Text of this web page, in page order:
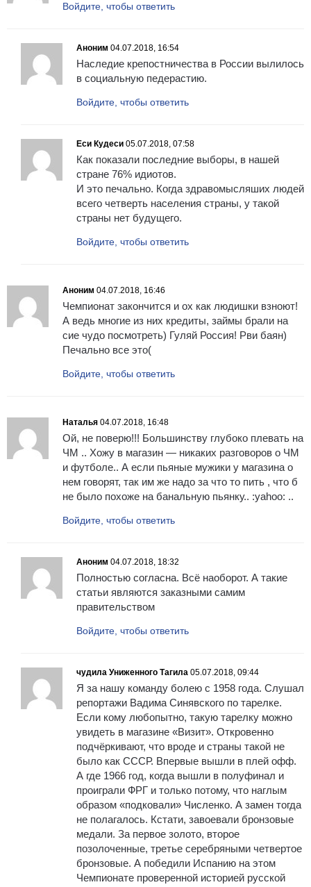
Войдите, чтобы ответить
Аноним 04.07.2018, 16:54
Наследие крепостничества в России вылилось
в социальную педерастию.
Войдите, чтобы ответить
Еси Кудеси 05.07.2018, 07:58
Как показали последние выборы, в нашей
стране 76% идиотов.
И это печально. Когда здравомысляших людей
всего четверть населения страны, у такой
страны нет будущего.
Войдите, чтобы ответить
Аноним 04.07.2018, 16:46
Чемпионат закончится и ох как людишки взноют!
А ведь многие из них кредиты, займы брали на
сие чудо посмотреть) Гуляй Россия! Рви баян)
Печально все это(
Войдите, чтобы ответить
Наталья 04.07.2018, 16:48
Ой, не поверю!!! Большинству глубоко плевать на
ЧМ .. Хожу в магазин — никаких разговоров о ЧМ
и футболе.. А если пьяные мужики у магазина о
нем говорят, так им же надо за что то пить , что б
не было похоже на банальную пьянку.. :yahoo: ..
Войдите, чтобы ответить
Аноним 04.07.2018, 18:32
Полностью согласна. Всё наоборот. А такие
статьи являются заказными самим
правительством
Войдите, чтобы ответить
чудила Униженного Тагила 05.07.2018, 09:44
Я за нашу команду болею с 1958 года. Слушал
репортажи Вадима Синявского по тарелке.
Если кому любопытно, такую тарелку можно
увидеть в магазине «Визит». Откровенно
подчёркивают, что вроде и страны такой не
было как СССР. Впервые вышли в плей офф.
А где 1966 год, когда вышли в полуфинал и
проиграли ФРГ и только потому, что наглым
образом «подковали» Численко. А замен тогда
не полагалось. Кстати, завоевали бронзовые
медали. За первое золото, второе
позолоченные, третье серебряными четвертое
бронзовые. А победили Испанию на этом
Чемпионате проверенной историей русской